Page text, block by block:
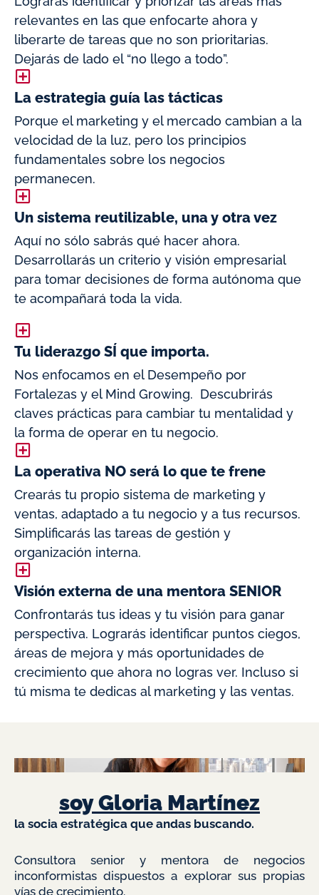
relevantes en las que enfocarte ahora y
liberarte de tareas que no son prioritarias.
Dejarás de lado el “no llego a todo”.
La estrategia guía las tácticas
Porque el marketing y el mercado cambian a la
velocidad de la luz, pero los principios
fundamentales sobre los negocios
permanecen.
Un sistema reutilizable, una y otra vez
Aquí no sólo sabrás qué hacer ahora.
Desarrollarás un criterio y visión empresarial
para tomar decisiones de forma autónoma que
te acompañará toda la vida.
Tu liderazgo SÍ que importa.
Nos enfocamos en el Desempeño por
Fortalezas y el Mind Growing. Descubrirás
claves prácticas para cambiar tu mentalidad y
la forma de operar en tu negocio.
La operativa NO será lo que te frene
Crearás tu propio sistema de marketing y
ventas, adaptado a tu negocio y a tus recursos.
Simplificarás las tareas de gestión y
organización interna.
Visión externa de una mentora SENIOR
Confrontarás tus ideas y tu visión para ganar
perspectiva. Lograrás identificar puntos ciegos,
áreas de mejora y más oportunidades de
crecimiento que ahora no logras ver. Incluso si
tú misma te dedicas al marketing y las ventas.
soy Gloria Martínez
la socia estratégica que andas buscando.
Consultora senior y mentora de negocios
inconformistas dispuestos a explorar sus propias
vías de crecimiento.